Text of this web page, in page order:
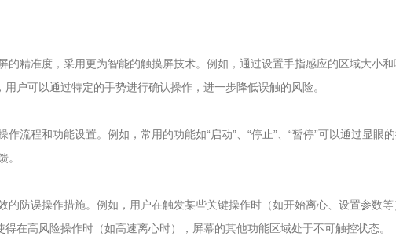
准度，采用更为智能的触摸屏技术。例如，通过设置手指感应的区域大小
户可以通过特定的手势进行确认操作，进一步降低误触的风险。
程和功能设置。例如，常用的功能如“启动”、“停止”、“暂停”可以通过显眼
。
误操作措施。例如，用户在触发某些关键操作时（如开始离心、设置参数
在高风险操作时（如高速离心时），屏幕的其他功能区域处于不可触控状态。